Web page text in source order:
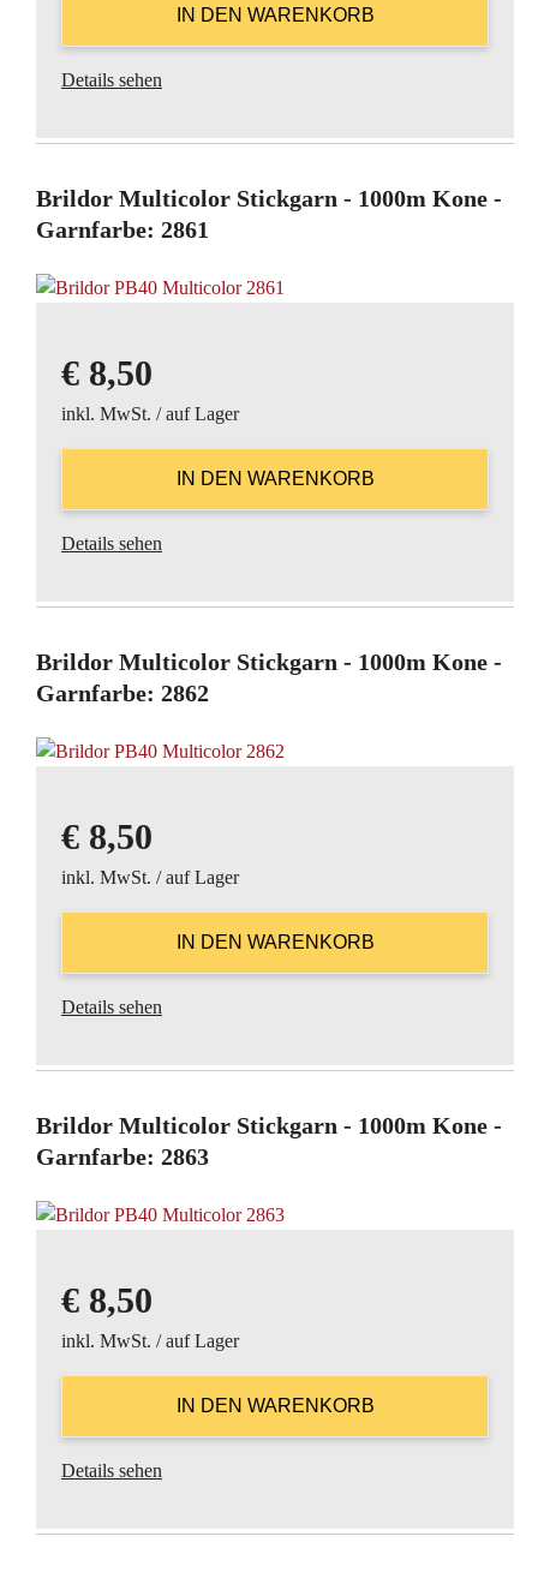
Details sehen
Brildor Multicolor Stickgarn - 1000m Kone -
Garnfarbe: 2861
€ 8,50
inkl. MwSt. / auf Lager
Details sehen
Brildor Multicolor Stickgarn - 1000m Kone -
Garnfarbe: 2862
€ 8,50
inkl. MwSt. / auf Lager
Details sehen
Brildor Multicolor Stickgarn - 1000m Kone -
Garnfarbe: 2863
€ 8,50
inkl. MwSt. / auf Lager
Details sehen